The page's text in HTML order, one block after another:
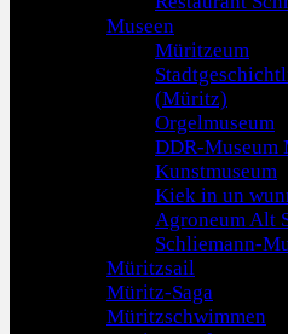
Museen
Müritzeum
(Müritz)
Orgelmuseum
DDR-Museum
Kunstmuseum
Kiek in un
Agroneum Alt
Schliemann-
Müritzsail
Müritz-Saga
Müritzschwimmen